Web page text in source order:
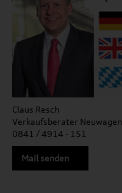
Claus Resch
Verkaufsberater Neuwagen
0841 / 4914 - 151
Mail senden